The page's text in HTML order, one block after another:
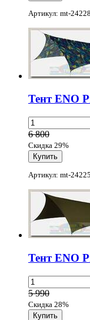
Артикул: mt-
Тент ENO
6 800
Скидка 29%
Артикул: mt-
Тент ENO
5 990
Скидка 28%